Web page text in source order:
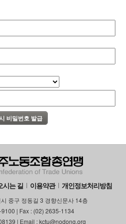
시는 길 이용약관 개인정보처리방침
중구 정동길 3 경향신문사 14층
| Fax : (02) 2635-1134
| Email : kctu@nodong.org